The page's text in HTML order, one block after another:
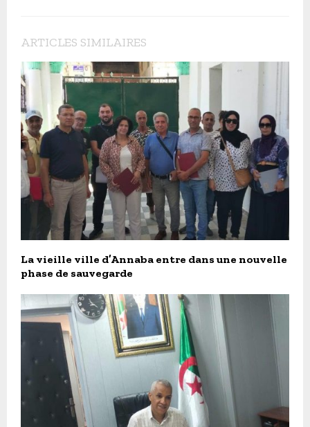
ARTICLES SIMILAIRES
La vieille ville d’Annaba entre dans une nouvelle
phase de sauvegarde